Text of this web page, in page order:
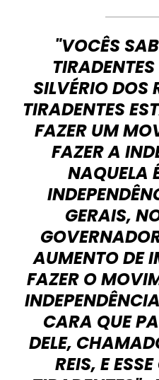
"VOCÊS
SILVÉRIO DOS
TIRADENTES
FAZER UM
FAZER A
NAQUELA
GERAIS,
AUMENTO DE
FAZER O
CARA QUE
DELE,
REIS, E